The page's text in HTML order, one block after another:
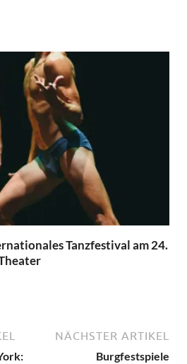
Tanzfestival am 24.
NÄCHSTER ARTIKEL
Burgfestspiele